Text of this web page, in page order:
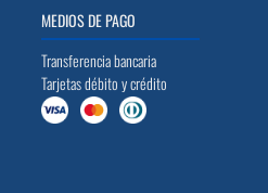
MEDIOS DE PAGO
Transferencia bancaria
Tarjetas débito y crédito